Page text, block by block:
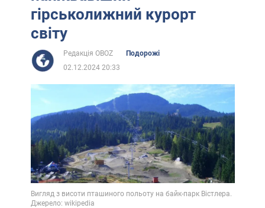
гірськолижний курорт
світу
Редакція OBOZ
Подорожі
02.12.2024 20:33
Вигляд з висоти пташиного польоту на байк-парк Вістлера.
Джерело: wikipedia